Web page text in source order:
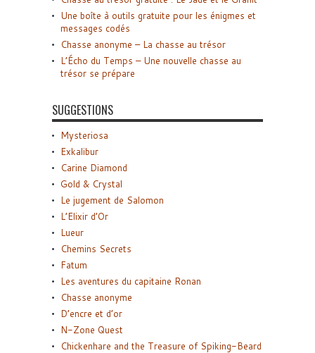
Une boîte à outils gratuite pour les énigmes et
messages codés
Chasse anonyme – La chasse au trésor
L’Écho du Temps – Une nouvelle chasse au
trésor se prépare
SUGGESTIONS
Mysteriosa
Exkalibur
Carine Diamond
Gold & Crystal
Le jugement de Salomon
L’Elixir d’Or
Lueur
Chemins Secrets
Fatum
Les aventures du capitaine Ronan
Chasse anonyme
D’encre et d’or
N-Zone Quest
Chickenhare and the Treasure of Spiking-Beard